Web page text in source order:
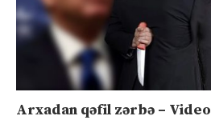
Arxadan qəfil zərbə – Video